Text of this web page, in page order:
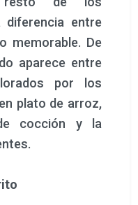
diferencia entre
memorable. De
aparece entre
por los
plato de arroz,
cocción y la